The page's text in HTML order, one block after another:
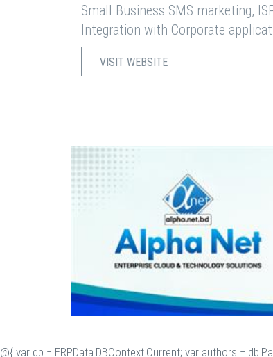
Small Business SMS marketing,
Integration with Corporate
VISIT WEBSITE
@{ var db = ERP.Data.DBContext.Current; var authors =